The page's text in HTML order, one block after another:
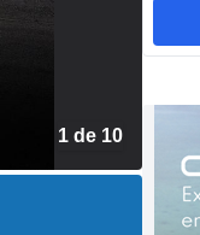
1 de 10